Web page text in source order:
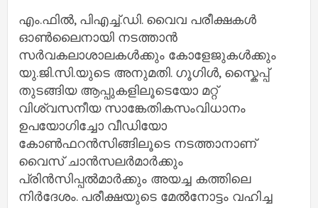
എം.ഫിൽ, പിഎച്ച്.ഡി. വൈവ പരീക്ഷകൾ
ഓൺലൈനായി നടത്താൻ
സർവകലാശാലകൾക്കും കോളേജുകൾക്കും
യു.ജി.സി.യുടെ അനുമതി. ഗൂഗിൾ, സ്കൈപ്പ്
തുടങ്ങിയ ആപ്പുകളിലൂടെയോ മറ്റ്
വിശ്വസനീയ സാങ്കേതികസംവിധാനം
ഉപയോഗിച്ചോ വീഡിയോ
കോൺഫറൻസിങ്ങിലൂടെ നടത്താനാണ്
വൈസ് ചാൻസലർമാർക്കും
പ്രിൻസിപ്പൽമാർക്കും അയച്ച കത്തിലെ
നിർദേശം. പരീക്ഷയുടെ മേൽനോട്ടം വഹിച്ച